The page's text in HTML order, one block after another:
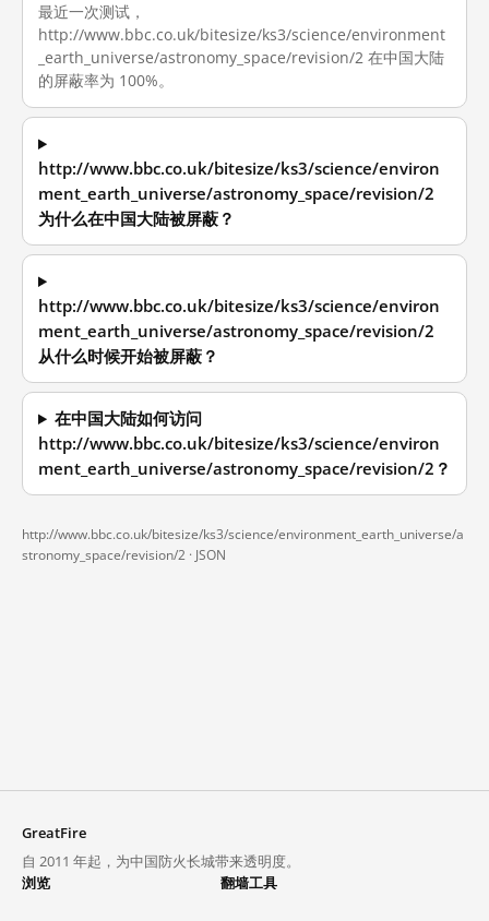
最近一次测试，
http://www.bbc.co.uk/bitesize/ks3/science/environment
_earth_universe/astronomy_space/revision/2 在中国大陆
的屏蔽率为 100%。
http://www.bbc.co.uk/bitesize/ks3/science/environ
ment_earth_universe/astronomy_space/revision/2
为什么在中国大陆被屏蔽？
http://www.bbc.co.uk/bitesize/ks3/science/environ
ment_earth_universe/astronomy_space/revision/2
从什么时候开始被屏蔽？
在中国大陆如何访问
http://www.bbc.co.uk/bitesize/ks3/science/environ
ment_earth_universe/astronomy_space/revision/2？
http://www.bbc.co.uk/bitesize/ks3/science/environment_earth_universe/a
stronomy_space/revision/2 · JSON
GreatFire
自 2011 年起，为中国防火长城带来透明度。
浏览
翻墙工具